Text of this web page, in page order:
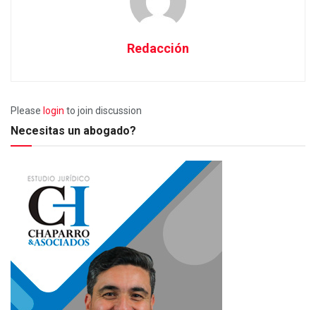
Redacción
Please login to join discussion
Necesitas un abogado?